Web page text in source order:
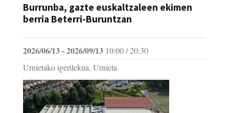
Burrunba, gazte euskaltzaleen ekimen
berria Beterri-Buruntzan
2026/06/13 - 2026/09/13 10:00 / 20:30
Urnietako igerilekua, Urnieta